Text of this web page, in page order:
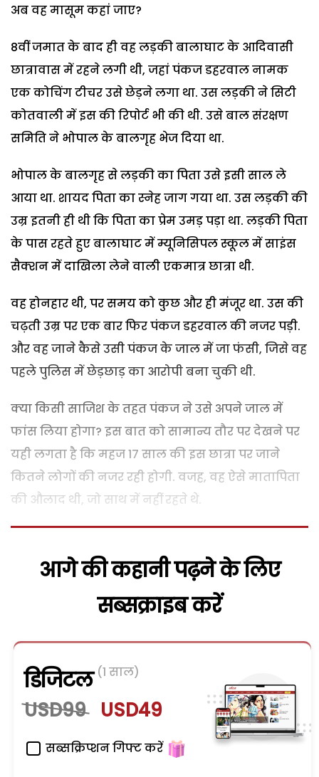
अब वह मासूम कहां जाए?
8वीं जमात के बाद ही वह लड़की बालाघाट के आदिवासी
छात्रावास में रहने लगी थी, जहां पंकज डहरवाल नामक
एक कोचिंग टीचर उसे छेड़ने लगा था. उस लड़की ने सिटी
कोतवाली में इस की रिपोर्ट भी की थी. उसे बाल संरक्षण
समिति ने भोपाल के बालगृह भेज दिया था.
भोपाल के बालगृह से लड़की का पिता उसे इसी साल ले
आया था. शायद पिता का स्नेह जाग गया था. उस लड़की की
उम्र इतनी ही थी कि पिता का प्रेम उमड़ पड़ा था. लड़की पिता
के पास रहते हुए बालाघाट में म्यूनिसिपल स्कूल में साइंस
सैक्शन में दाखिला लेने वाली एकमात्र छात्रा थी.
वह होनहार थी, पर समय को कुछ और ही मंजूर था. उस की
चढ़ती उम्र पर एक बार फिर पंकज डहरवाल की नजर पड़ी.
और वह जाने कैसे उसी पंकज के जाल में जा फंसी, जिसे वह
पहले पुलिस में छेड़छाड़ का आरोपी बना चुकी थी.
क्या किसी साजिश के तहत पंकज ने उसे अपने जाल में
फांस लिया होगा? इस बात को सामान्य तौर पर देखने पर
यही लगता है कि महज 17 साल की इस छात्रा पर जाने
कितने लोगों की नजर रही होगी. वजह, वह ऐसे मातापिता
की औलाद थी, जो साथ में नहीं रहते थे.
आगे की कहानी पढ़ने के लिए
सब्सक्राइब करें
डिजिटल (1 साल)
USD99 USD49
सब्सक्रिप्शन गिफ्ट करें